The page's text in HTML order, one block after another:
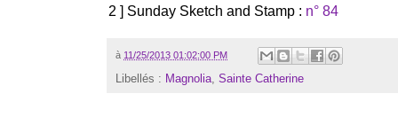
2 ] Sunday Sketch and Stamp : n° 84
à 11/25/2013 01:02:00 PM
Libellés : Magnolia, Sainte Catherine